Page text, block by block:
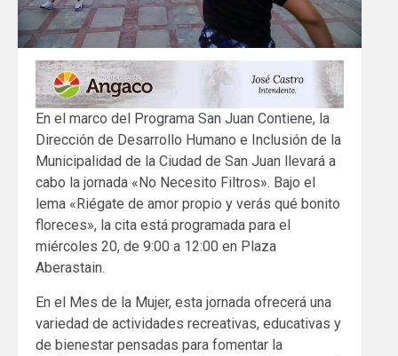
En el marco del Programa San Juan Contiene, la
Dirección de Desarrollo Humano e Inclusión de la
Municipalidad de la Ciudad de San Juan llevará a
cabo la jornada «No Necesito Filtros». Bajo el
lema «Riégate de amor propio y verás qué bonito
floreces», la cita está programada para el
miércoles 20, de 9:00 a 12:00 en Plaza
Aberastain.
En el Mes de la Mujer, esta jornada ofrecerá una
variedad de actividades recreativas, educativas y
de bienestar pensadas para fomentar la